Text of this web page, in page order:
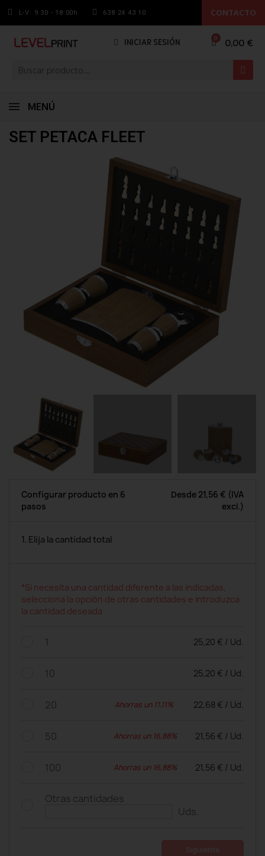
L-V: 9.30 - 18:00h 638 24 43 10 CONTACTO
INICIAR SESIÓN 0,00 €
MENÚ
SET PETACA FLEET
Configurar producto en 6
pasos
Desde 21,56 € (IVA
excl.)
1. Elija la cantidad total
*Si necesita una cantidad diferente a las indicadas,
selecciona la opción de otras cantidades e introduzca
la cantidad deseada
1 25,20 € / Ud.
10 25,20 € / Ud.
20 Ahorras un 11,11% 22,68 € / Ud.
50 Ahorras un 16,88% 21,56 € / Ud.
100 Ahorras un 16,88% 21,56 € / Ud.
Otras cantidades
Uds.